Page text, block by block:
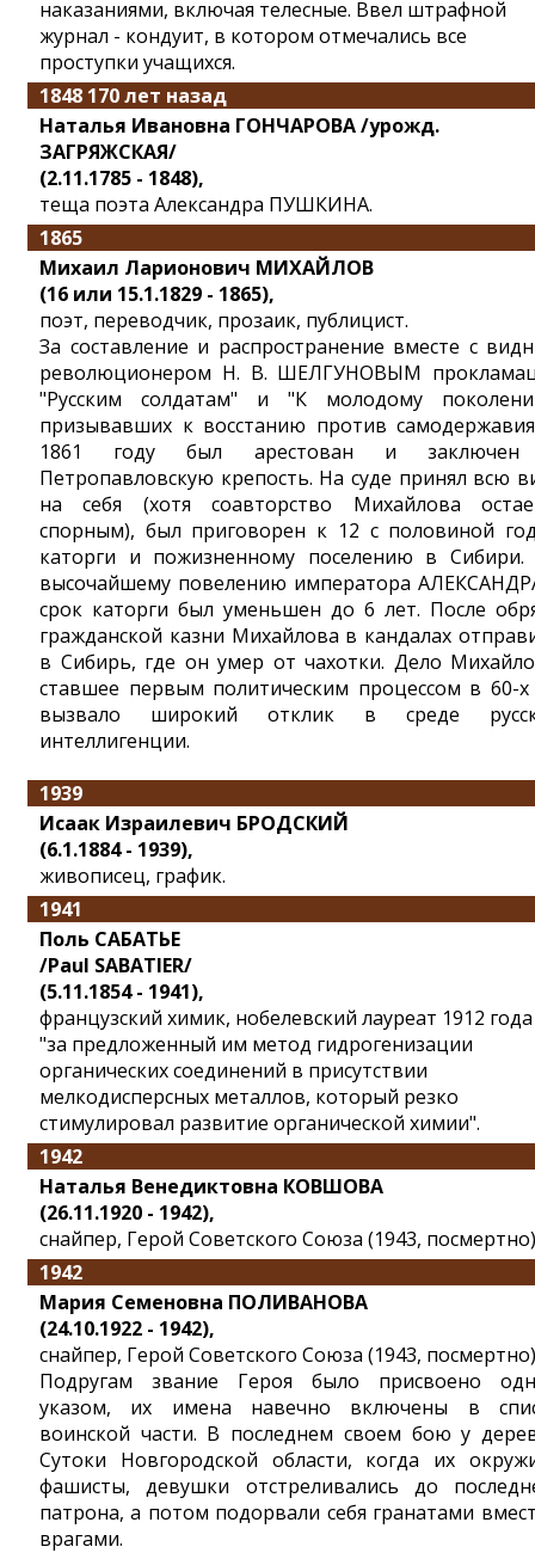
наказаниями, включая телесные. Ввел штрафной
журнал - кондуит, в котором отмечались все
проступки учащихся.
1848 170 лет назад
Наталья Ивановна ГОНЧАРОВА /урожд.
ЗАГРЯЖСКАЯ/
(2.11.1785 - 1848),
теща поэта Александра ПУШКИНА.
1865
Михаил Ларионович МИХАЙЛОВ
(16 или 15.1.1829 - 1865),
поэт, переводчик, прозаик, публицист.
За составление и распространение вместе с
революционером Н. В. ШЕЛГУНОВЫМ
"Русским солдатам" и "К молодому
призывавших к восстанию против
1861 году был арестован и
Петропавловскую крепость. На суде принял всю
на себя (хотя соавторство Михайлова
спорным), был приговорен к 12 с половиной
каторги и пожизненному поселению в
высочайшему повелению императора
срок каторги был уменьшен до 6 лет. После
гражданской казни Михайлова в кандалах
в Сибирь, где он умер от чахотки. Дело
ставшее первым политическим процессом в 60-х
вызвало широкий отклик в среде
интеллигенции.
1939
Исаак Израилевич БРОДСКИЙ
(6.1.1884 - 1939),
живописец, график.
1941
Поль САБАТЬЕ
/Paul SABATIER/
(5.11.1854 - 1941),
французский химик, нобелевский лауреат 1912 года
"за предложенный им метод гидрогенизации
органических соединений в присутствии
мелкодисперсных металлов, который резко
стимулировал развитие органической химии".
1942
Наталья Венедиктовна КОВШОВА
(26.11.1920 - 1942),
снайпер, Герой Советского Союза (1943,
1942
Мария Семеновна ПОЛИВАНОВА
(24.10.1922 - 1942),
снайпер, Герой Советского Союза (1943,
Подругам звание Героя было присвоено
указом, их имена навечно включены в
воинской части. В последнем своем бою у
Сутоки Новгородской области, когда их
фашисты, девушки отстреливались до
патрона, а потом подорвали себя гранатами
врагами.